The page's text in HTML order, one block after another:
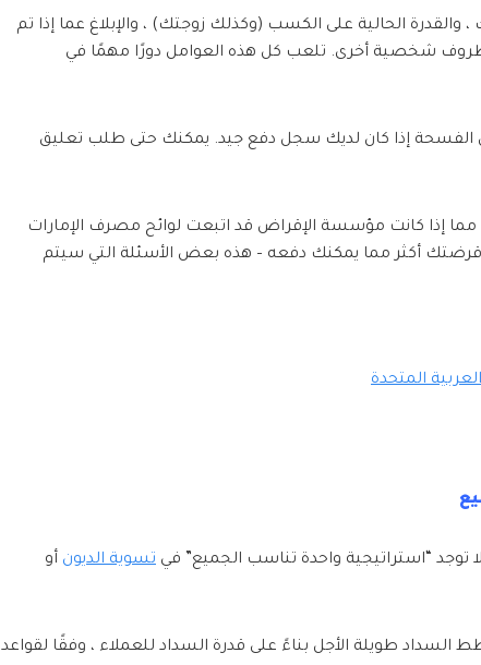
الحالية على الكسب (وكذلك زوجتك) ، والإبلاغ عما إذا تم
شخصية أخرى. تلعب كل هذه العوامل دورًا مهمًا في
الفسحة إذا كان لديك سجل دفع جيد. يمكنك حتى طلب تعليق
مما إذا كانت مؤسسة الإقراض قد اتبعت لوائح مصرف الإمارات
أكثر مما يمكنك دفعه – هذه بعض الأسئلة التي سيتم
المتحدة
توجد “استراتيجية واحدة تناسب الجميع” في تسوية الديون أو
طويلة الأجل بناءً على قدرة السداد للعملاء ، وفقًا لقواعد